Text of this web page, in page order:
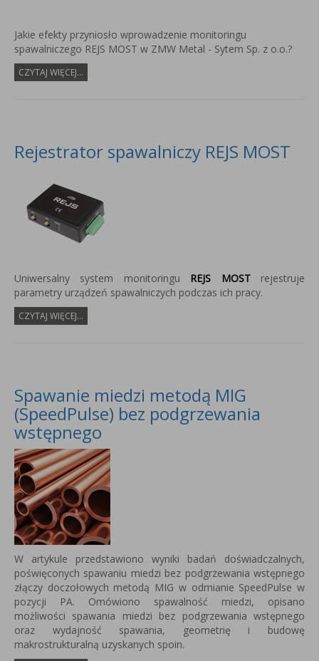
Jakie efekty przyniosło wprowadzenie monitoringu
spawalniczego REJS MOST w ZMW Metal - Sytem Sp. z o.o.?
CZYTAJ WIĘCEJ...
Rejestrator spawalniczy REJS MOST
Uniwersalny system monitoringu REJS MOSTrejestruje
parametry urządzeń spawalniczych podczas ich pracy.
CZYTAJ WIĘCEJ...
Spawanie miedzi metodą MIG
(SpeedPulse) bez podgrzewania
wstępnego
W artykule przedstawiono wyniki badań doświadczalnych,
poświęconych spawaniu miedzi bez podgrzewania wstępnego
złączy doczołowych metodą MIG w odmianie SpeedPulse w
pozycji PA. Omówiono spawalność miedzi, opisano
możliwości spawania miedzi bez podgrzewania wstępnego
oraz wydajność spawania, geometrię i budowę
makrostrukturalną uzyskanych spoin.